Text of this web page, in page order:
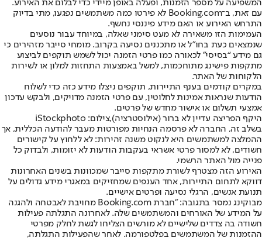
המשפיעה על מספר הזמנות, ופעלה באופן מיידי כדי לבלום את האירוע.
עם זאת, ב־Booking.com לא פירטו כמה משתמשים נפגעו, מתי בדיוק
התרחש האירוע או האם מידע פיננסי נחשף.
העמימות הזו משאירה לא מעט סימני שאלה, במיוחד עבור נוסעים
שנמצאים כעת בחו״ל או מתכננים נסיעה בקרוב. מומחי סייבר מזהירים כי
גם מידע “בסיסי” לכאורה כמו פרטי הזמנה יכול לשמש תוקפים לביצוע
מתקפות פישינג מתוחכמות, למשל באמצעות התחזות למלון או לשירות
הלקוחות של האתר.
במקרים קודמים בענף התיירות, תוקפים ניצלו מידע כזה כדי לשלוח
הודעות שנראות אמינות לחלוטין, עם פרטי הזמנה מדויקים, ולבקש עדכון
אמצעי תשלום או אישור מחדש של פרטים.
היקף הפריצה עדיין לא ברור (אילוסטרציה),צילום: iStockphoto
בשלב זה, החברה לא פרסמה הנחיות מפורטות מעבר להודעה הכללית, אך
ההמלצה למשתמשים היא לנקוט משנה זהירות: לא ללחוץ על קישורים
חשודים, לא למסור פרטי אשראי בעקבות הודעות לא יזומות, ולבדוק כל
פנייה מול האתר הרשמי.
האירוע הזה מצטרף לשורת מתקפות סייבר שמכוונות בשנים האחרונות
דווקא לתחום התיירות, אחד הענפים שמחזיקים במאגרי מידע גדולים על
תנועת אנשים, הרגלי נסיעה ופרטים אישיים.
מבוקינג נמסר בתגובה: "חברת Booking.com מחויבת לאבטחה ולהגנה
על המידע של האורחים והמשתמשים שלה. לאחרונה התגלתה פעילות
חשודה בה צדדים שלישיים לא מורשים הצליחו לגשת לחלק מפרטי
ההזמנות של המשתמשים בפלטפורמה. לאחר שהפעילות התגלתה,